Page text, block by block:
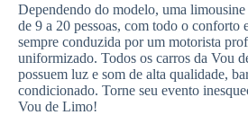
Dependendo do modelo, uma
de 9 a 20 pessoas, com todo o conforto
sempre conduzida por um motorista
uniformizado. Todos os carros da Vou
possuem luz e som de alta qualidade,
condicionado. Torne seu evento
Vou de Limo!